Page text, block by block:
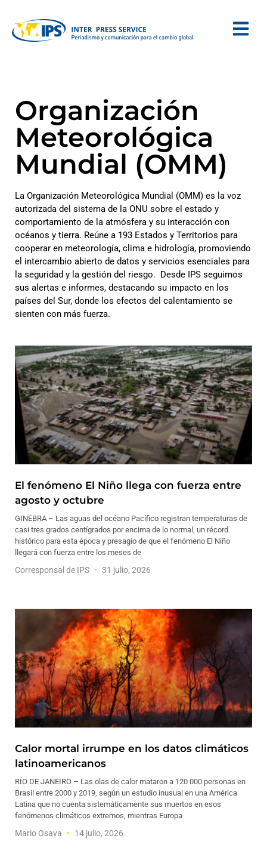
Organización
Meteorológica
Mundial (OMM)
La Organización Meteorológica Mundial (OMM) es la voz
autorizada del sistema de la ONU sobre el estado y
comportamiento de la atmósfera y su interacción con
océanos y tierra. Reúne a 193 Estados y Territorios para
cooperar en meteorología, clima e hidrología, promoviendo
el intercambio abierto de datos y servicios esenciales para
la seguridad y la gestión del riesgo. Desde IPS seguimos
sus alertas e informes, destacando su impacto en los
países del Sur, donde los efectos del calentamiento se
sienten con más fuerza.
El fenómeno El Niño llega con fuerza entre
agosto y octubre
GINEBRA – Las aguas del océano Pacífico registran temperaturas de
casi tres grados centígrados por encima de lo normal, un récord
histórico para esta época y presagio de que el fenómeno El Niño
llegará con fuerza entre los meses de
Corresponsal de IPS 31 julio, 2026
Calor mortal irrumpe en los datos climáticos
latinoamericanos
RÍO DE JANEIRO – Las olas de calor mataron a 120 000 personas en
Brasil entre 2000 y 2019, según un estudio inusual en una América
Latina que no cuenta sistemáticamente sus muertos en esos
fenómenos climáticos extremos, mientras Europa
Mario Osava 14 julio, 2026